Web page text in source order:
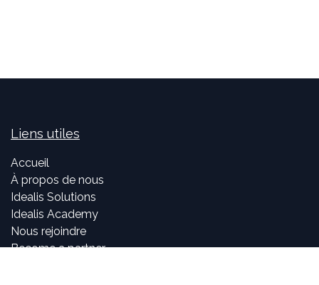
Liens utiles
Accueil
À propos de nous
Idealis Solutions
Idealis Academy
Nous rejoindre
Become a partner